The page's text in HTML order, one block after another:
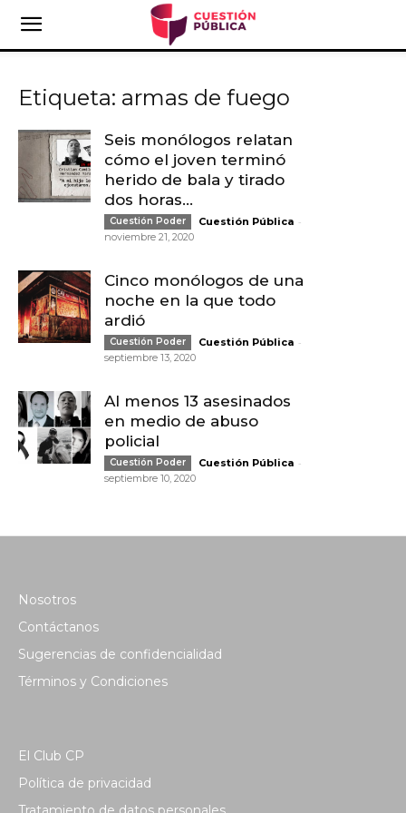
Etiqueta: armas de fuego
Seis monólogos relatan
cómo el joven terminó
herido de bala y tirado
dos horas...
Cuestión Poder Cuestión Pública -
noviembre 21, 2020
Cinco monólogos de una
noche en la que todo
ardió
Cuestión Poder Cuestión Pública -
septiembre 13, 2020
Al menos 13 asesinados
en medio de abuso
policial
Cuestión Poder Cuestión Pública -
septiembre 10, 2020
Nosotros
Contáctanos
Sugerencias de confidencialidad
Términos y Condiciones
El Club CP
Política de privacidad